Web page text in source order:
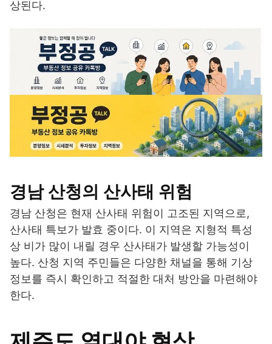
상된다.
경남 산청의 산사태 위험
경남 산청은 현재 산사태 위험이 고조된 지역으로,
산사태 특보가 발효 중이다. 이 지역은 지형적 특성
상 비가 많이 내릴 경우 산사태가 발생할 가능성이
높다. 산청 지역 주민들은 다양한 채널을 통해 기상
정보를 즉시 확인하고 적절한 대처 방안을 마련해야
한다.